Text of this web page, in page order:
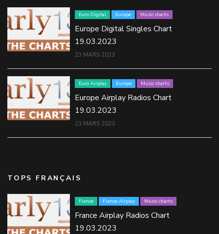
Euro Digital Europe Music charts
Europe Digital Singles Chart
19.03.2023
23 MARS 2023
Euro Airplay Europe Music charts
Europe Airplay Radios Chart
19.03.2023
23 MARS 2023
TOPS FRANÇAIS
France France Airplay Music charts
France Airplay Radios Chart
19.03.2023